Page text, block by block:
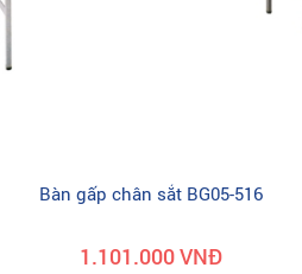
Bàn gấp chân sắt BG05-516
1.101.000 VNĐ